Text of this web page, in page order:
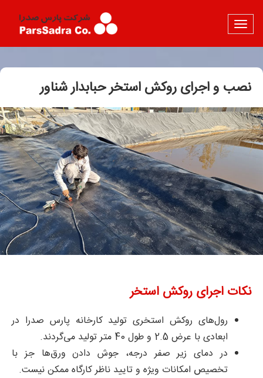
نصب و اجرای روکش استخر حبابدار شناور
نکات اجرای روکش استخر
رول‌های روکش استخری تولید کارخانه پارس صدرا در
ابعادی با عرض 2.5 و طول 40 متر تولید می‌گردند.
در دمای زیر صفر درجه، جوش دادن ورق‌ها جز با
تخصیص امکانات ویژه و تایید ناظر کارگاه ممکن نیست.